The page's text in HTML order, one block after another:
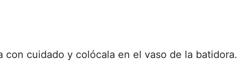
con cuidado y colócala en el vaso de la batidora.